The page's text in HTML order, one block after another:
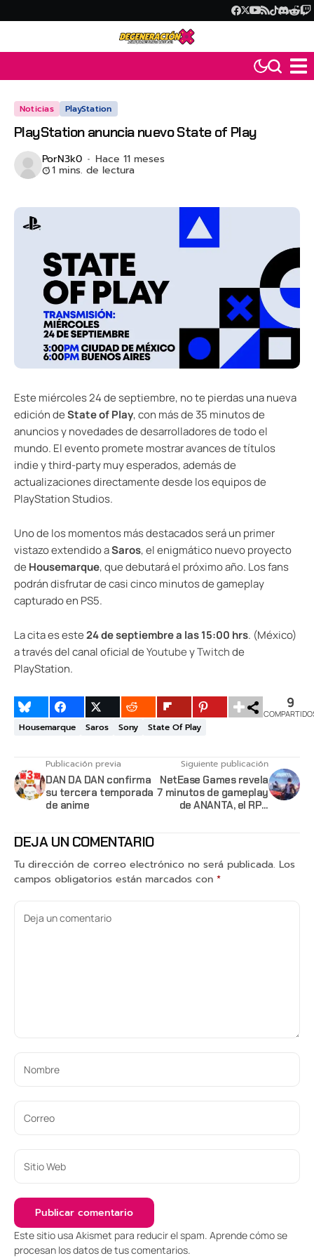
Noticias PlayStation
PlayStation anuncia nuevo State of Play
PorN3k0 Hace 11 meses
1 mins. de lectura
Este miércoles 24 de septiembre, no te pierdas una nueva
edición deState of Play, con más de 35 minutos de
anuncios y novedades de desarrolladores de todo el
mundo. El evento promete mostrar avances de títulos
indie y third-party muy esperados, además de
actualizaciones directamente desde los equipos de
PlayStation Studios.
Uno de los momentos más destacados será un primer
vistazo extendido aSaros, el enigmático nuevo proyecto
de Housemarque, que debutará el próximo año. Los fans
podrán disfrutar de casi cinco minutos de gameplay
capturado en PS5.
La cita es este24 de septiembre a las 15:00 hrs. (México)
a través del canal oficial deYoutubeyTwitchde
PlayStation.
9
Housemarque Saros Sony State Of Play
Publicación previa
DAN DA DAN confirma
su tercera temporada
de anime
Siguiente publicación
NetEase Games revela
7 minutos de gameplay
de ANANTA, el RPG
DEJA UN COMENTARIO
Tu dirección de correo electrónico no será publicada. Los
campos obligatorios están marcados con *
Este sitio usa Akismet para reducir el spam. Aprende cómo se
procesan los datos de tus comentarios.